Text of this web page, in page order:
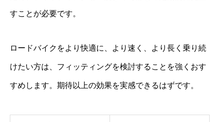
すことが必要です。
ロードバイクをより快適に、より速く、より長く乗り続
けたい方は、フィッティングを検討することを強くおす
すめします。期待以上の効果を実感できるはずです。